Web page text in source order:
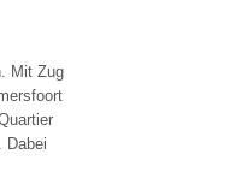
Mit Zug